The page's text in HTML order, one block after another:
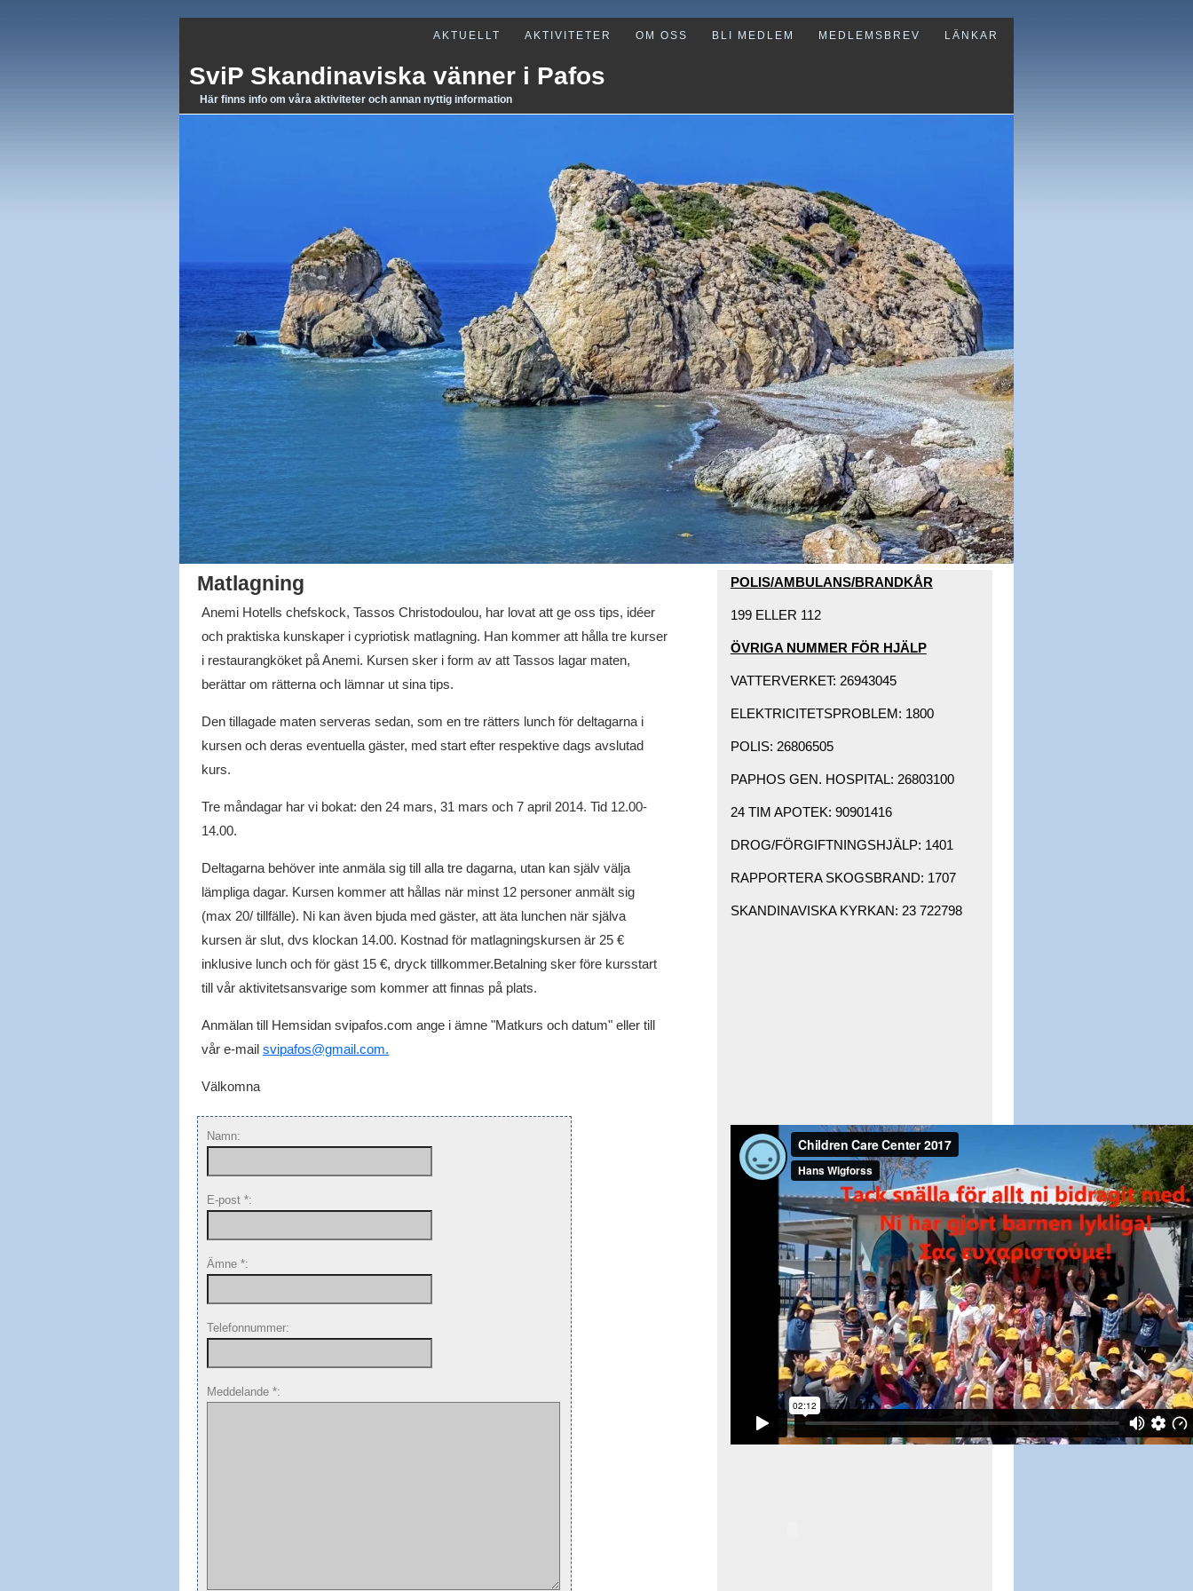
AKTUELLT AKTIVITETER OM OSS BLI MEDLEM MEDLEMSBREV LÄNKAR
SviP Skandinaviska vänner i Pafos
Här finns info om våra aktiviteter och annan nyttig information
Matlagning
Anemi Hotells chefskock, Tassos Christodoulou, har lovat att ge oss tips, idéer
och praktiska kunskaper i cypriotisk matlagning. Han kommer att hålla tre kurser
i restaurangköket på Anemi. Kursen sker i form av att Tassos lagar maten,
berättar om rätterna och lämnar ut sina tips.
Den tillagade maten serveras sedan, som en tre rätters lunch för deltagarna i
kursen och deras eventuella gäster, med start efter respektive dags avslutad
kurs.
Tre måndagar har vi bokat: den 24 mars, 31 mars och 7 april 2014. Tid 12.00-
14.00.
Deltagarna behöver inte anmäla sig till alla tre dagarna, utan kan själv välja
lämpliga dagar. Kursen kommer att hållas när minst 12 personer anmält sig
(max 20/ tillfälle). Ni kan även bjuda med gäster, att äta lunchen när själva
kursen är slut, dvs klockan 14.00. Kostnad för matlagningskursen är 25 €
inklusive lunch och för gäst 15 €, dryck tillkommer.Betalning sker före kursstart
till vår aktivitetsansvarige som kommer att finnas på plats.
Anmälan till Hemsidan svipafos.com ange i ämne "Matkurs och datum" eller till
vår e-mail svipafos@gmail.com.
Välkomna
Namn:
E-post *:
Ämne *:
Telefonnummer:
Meddelande *:
POLIS/AMBULANS/BRANDKÅR​
199 ELLER 112​
ÖVRIGA NUMMER FÖR HJÄLP​
VATTERVERKET: 26943045 ​
ELEKTRICITETSPROBLEM: 1800 ​
POLIS: 26806505 ​
PAPHOS GEN. HOSPITAL: 26803100 ​
24 TIM APOTEK: 90901416 ​
DROG/FÖRGIFTNINGSHJÄLP: 1401 ​
RAPPORTERA SKOGSBRAND: 1707 ​
SKANDINAVISKA KYRKAN: 23 722798 ​